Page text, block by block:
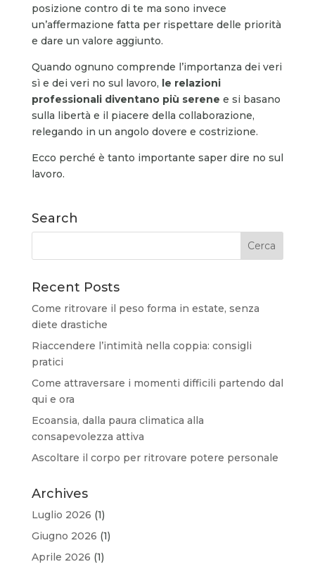
posizione contro di te ma sono invece
un’affermazione fatta per rispettare delle priorità
e dare un valore aggiunto.
Quando ognuno comprende l’importanza dei veri
sì e dei veri no sul lavoro, le relazioni
professionali diventano più serene e si basano
sulla libertà e il piacere della collaborazione,
relegando in un angolo dovere e costrizione.
Ecco perché è tanto importante saper dire no sul
lavoro.
Search
Recent Posts
Come ritrovare il peso forma in estate, senza
diete drastiche
Riaccendere l’intimità nella coppia: consigli
pratici
Come attraversare i momenti difficili partendo dal
qui e ora
Ecoansia, dalla paura climatica alla
consapevolezza attiva
Ascoltare il corpo per ritrovare potere personale
Archives
Luglio 2026 (1)
Giugno 2026 (1)
Aprile 2026 (1)